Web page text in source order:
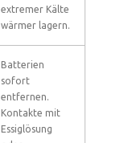
extremer Kälte
wärmer lagern.
Batterien
sofort
entfernen.
Kontakte mit
Essiglösung